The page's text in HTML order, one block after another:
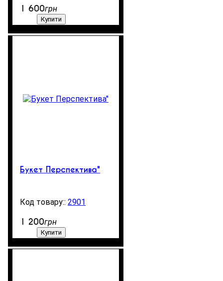
1 600грн
Купити
Букет Перспектива"
2901
1 200грн
Купити